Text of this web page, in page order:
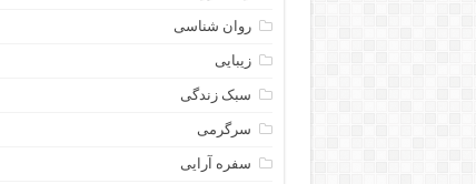
روان شناسی
زیبایی
سبک زندگی
سرگرمی
سفره آرایی